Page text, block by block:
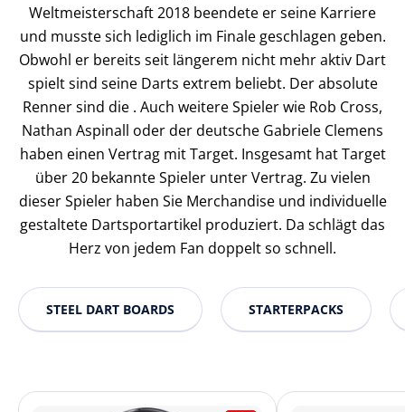
Weltmeisterschaft 2018 beendete er seine Karriere
und musste sich lediglich im Finale geschlagen geben.
Obwohl er bereits seit längerem nicht mehr aktiv Dart
spielt sind seine Darts extrem beliebt. Der absolute
Renner sind die . Auch weitere Spieler wie Rob Cross,
Nathan Aspinall oder der deutsche Gabriele Clemens
haben einen Vertrag mit Target. Insgesamt hat Target
über 20 bekannte Spieler unter Vertrag. Zu vielen
dieser Spieler haben Sie Merchandise und individuelle
gestaltete Dartsportartikel produziert. Da schlägt das
Herz von jedem Fan doppelt so schnell.
STEEL DART BOARDS STARTERPACKS